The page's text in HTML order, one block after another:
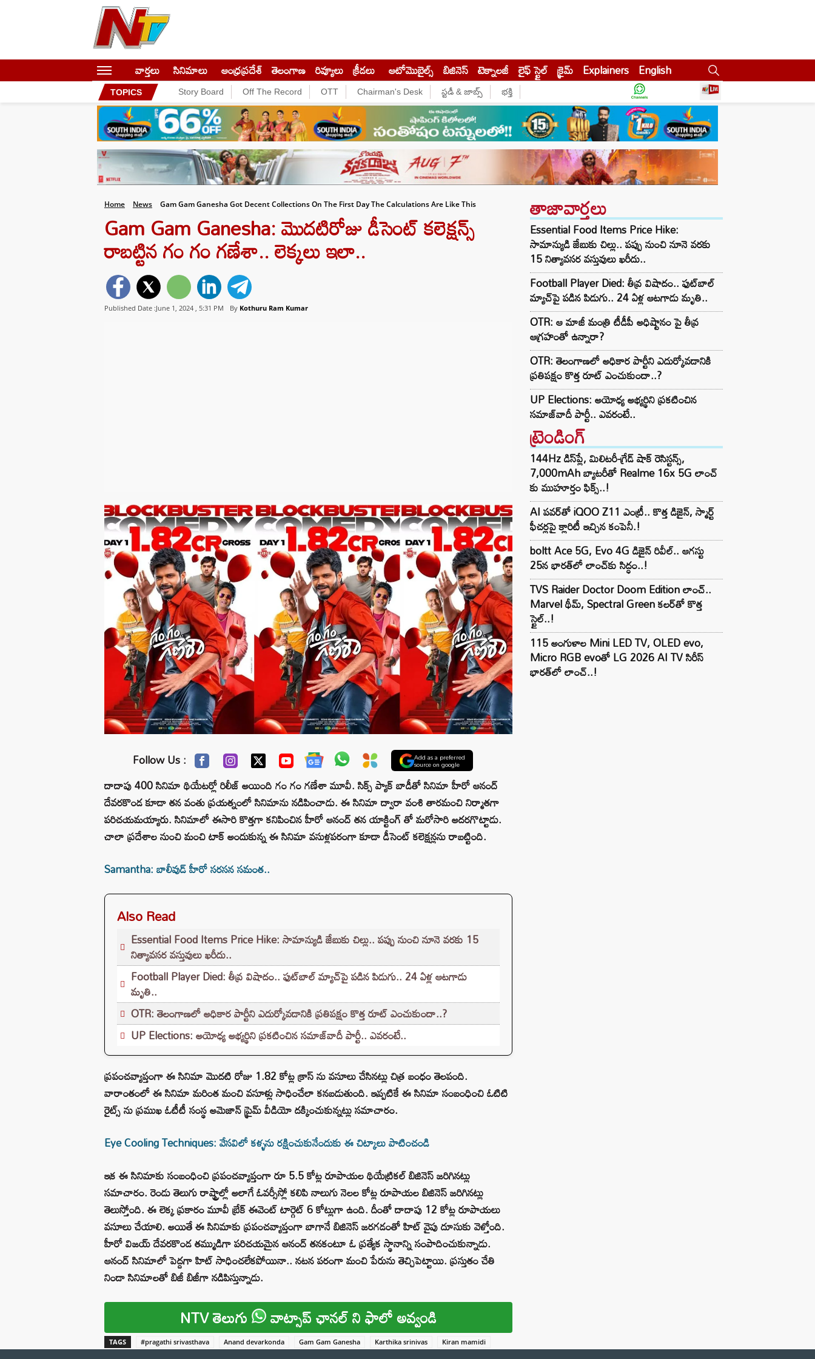
వార్తలు సినిమాలు ఆంధ్రప్రదేశ్ తెలంగాణ రివ్యూలు క్రీడలు ఆటోమొబైల్స్ బిజినెస్‌ టెక్నాలజీ లైఫ్ స్టైల్ క్రైమ్ Explainers English
TOPICS Story Board Off The Record OTT Chairman's Desk స్టడీ & జాబ్స్ భక్తి
Home News Gam Gam Ganesha Got Decent Collections On The First Day The Calculations Are Like This
Gam Gam Ganesha: మొదటిరోజు డీసెంట్ కలెక్షన్స్
రాబట్టిన గం గం గణేశా.. లెక్కలు ఇలా..
Published Date :June 1, 2024 , 5:31 PM By Kothuru Ram Kumar
Follow Us : Add as a preferred
source on google
దాదాపు 400 సినిమా థియేటర్లో రిలీజ్ అయింది గం గం గణేశా మూవీ. సిక్స్ ప్యాక్ బాడీతో సినిమా హీరో ఆనంద్
దేవరకొండ కూడా తన వంతు ప్రయత్నంలో సినిమాను నడిపించాడు. ఈ సినిమా ద్వారా వంశి తారమంచి నిర్మాతగా
పరిచయమయ్యారు. సినిమాలో ఈసారి కొత్తగా కనిపించిన హీరో ఆనంద్ తన యాక్టింగ్ తో మరోసారి అదరగొట్టాడు.
చాలా ప్రదేశాల నుంచి మంచి టాక్ అందుకున్న ఈ సినిమా వసుళ్లపరంగా కూడా డీసెంట్ కలెక్షన్లను రాబట్టింది.
Samantha: బాలీవుడ్ హీరో సరసన సమంత..
Also Read
Essential Food Items Price Hike: సామాన్యుడి జేబుకు చిల్లు.. పప్పు నుంచి నూనె వరకు 15
నిత్యావసర వస్తువులు ఖరీదు..
Football Player Died: తీవ్ర విషాదం.. ఫుట్‌బాల్ మ్యాచ్‌పై పడిన పిడుగు.. 24 ఏళ్ల ఆటగాడు
మృతి..
OTR: తెలంగాణలో అధికార పార్టీని ఎదుర్కోవడానికి ప్రతిపక్షం కొత్త రూట్‌ ఎంచుకుందా..?
UP Elections: అయోధ్య అభ్యర్థిని ప్రకటించిన సమాజ్‌వాదీ పార్టీ.. ఎవరంటే..
ప్రపంచవ్యాప్తంగా ఈ సినిమా మొదటి రోజు 1.82 కోట్ల క్రాస్ ను వసూలు చేసినట్లు చిత్ర బంధం తెలపంది.
వారాంతంలో ఈ సినిమా మరింత మంచి వసూళ్లు సాధించేలా కనబడుతుంది. ఇప్పటికే ఈ సినిమా సంబంధించి ఓటిటి
రైట్స్ ను ప్రముఖ ఓటీటీ సంస్థ అమెజాన్ ప్రైమ్ వీడియో దక్కించుకున్నట్లు సమాచారం.
Eye Cooling Techniques: వేసవిలో కళ్ళను రక్షించుకునేందుకు ఈ చిట్కాలు పాటించండి
ఇక ఈ సినిమాకు సంబంధించి ప్రపంచవ్యాప్తంగా రూ 5.5 కోట్ల రూపాయల థియేట్రికల్ బిజినెస్ జరిగినట్లు
సమాచారం. రెండు తెలుగు రాష్ట్రాల్లో అలాగే ఓవర్సీస్లో కలిపి నాలుగు నెలల కోట్ల రూపాయల బిజినెస్ జరిగినట్లు
తెలుస్తోంది. ఈ లెక్క ప్రకారం మూవీ బ్రేక్ ఈవెంట్ టార్గెట్ 6 కోట్లుగా ఉంది. దీంతో దాదాపు 12 కోట్ల రూపాయలు
వసూలు చేయాలి. అయితే ఈ సినిమాకు ప్రపంచవ్యాప్తంగా బాగానే బిజినెస్ జరగడంతో హిట్ వైపు దూసుకు వెళ్తోంది.
హీరో విజయ్ దేవరకొండ తమ్ముడిగా పరిచయమైన ఆనంద్ తనకంటూ ఓ ప్రత్యేక స్థానాన్ని సంపాదించుకున్నాడు.
ఆనంద్ సినిమాలో పెద్దగా హిట్ సాధించలేకపోయినా.. నటన పరంగా మంచి పేరును తెచ్చిపెట్టాయి. ప్రస్తుతం చేతి
నిండా సినిమాలతో బిజీ బిజీగా నడిపిస్తున్నాడు.
NTV తెలుగు వాట్సాప్ ఛానల్ ని ఫాలో అవ్వండి
TAGS #pragathi srivasthava Anand devarkonda Gam Gam Ganesha Karthika srinivas Kiran mamidi
తాజావార్తలు
Essential Food Items Price Hike:
సామాన్యుడి జేబుకు చిల్లు.. పప్పు నుంచి నూనె వరకు
15 నిత్యావసర వస్తువులు ఖరీదు..
Football Player Died: తీవ్ర విషాదం.. ఫుట్‌బాల్
మ్యాచ్‌పై పడిన పిడుగు.. 24 ఏళ్ల ఆటగాడు మృతి..
OTR: ఆ మాజీ మంత్రి టీడీపీ అధిష్టానం పై తీవ్ర
ఆగ్రహంతో ఉన్నారా?
OTR: తెలంగాణలో అధికార పార్టీని ఎదుర్కోవడానికి
ప్రతిపక్షం కొత్త రూట్‌ ఎంచుకుందా..?
UP Elections: అయోధ్య అభ్యర్థిని ప్రకటించిన
సమాజ్‌వాదీ పార్టీ.. ఎవరంటే..
ట్రెండింగ్‌
144Hz డిస్‌ప్లే, మిలిటరీ-గ్రేడ్ షాక్ రెసిస్టన్స్,
7,000mAh బ్యాటరీతో Realme 16x 5G లాంచ్
కు ముహూర్తం ఫిక్స్..!
AI పవర్‌తో iQOO Z11 ఎంట్రీ.. కొత్త డిజైన్, స్మార్ట్
ఫీచర్లపై క్లారిటీ ఇచ్చిన కంపెనీ.!
boltt Ace 5G, Evo 4G డిజైన్ రివీల్.. ఆగస్టు
25న భారత్‌లో లాంచ్‌కు సిద్ధం..!
TVS Raider Doctor Doom Edition లాంచ్..
Marvel థీమ్, Spectral Green కలర్‌తో కొత్త
స్టైల్..!
115 అంగుళాల Mini LED TV, OLED evo,
Micro RGB evoతో LG 2026 AI TV సిరీస్
భారత్‌లో లాంచ్..!